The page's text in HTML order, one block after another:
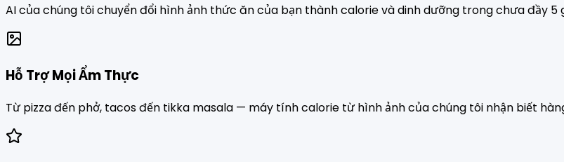
AI của chúng tôi chuyển đổi hình ảnh thức ăn của bạn thành calorie và dinh dưỡng trong chưa đầy 5
Hỗ Trợ Mọi Ẩm Thực
Từ pizza đến phở, tacos đến tikka masala — máy tính calorie từ hình ảnh của chúng tôi nhận biết